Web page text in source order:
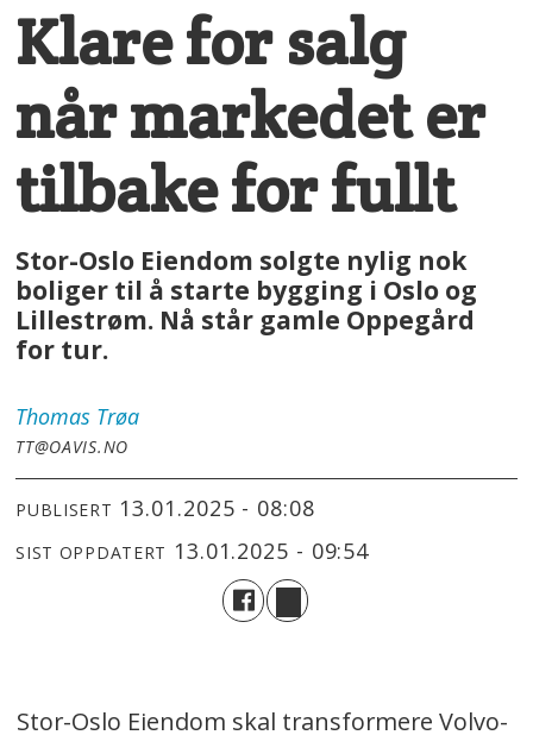
Klare for salg
når markedet er
tilbake for fullt
Stor-Oslo Eiendom solgte nylig nok
boliger til å starte bygging i Oslo og
Lillestrøm. Nå står gamle Oppegård
for tur.
Thomas Trøa
TT@OAVIS.NO
PUBLISERT 13.01.2025 - 08:08
SIST OPPDATERT 13.01.2025 - 09:54
Stor-Oslo Eiendom skal transformere Volvo-